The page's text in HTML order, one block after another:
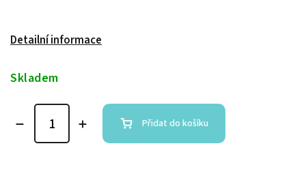
Detailní informace
Skladem
Přidat do košíku